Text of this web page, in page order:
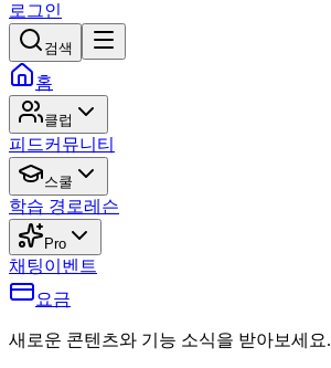
로그인
검색
홈
클럽
피드커뮤니티
스쿨
학습 경로레슨
Pro
채팅이벤트
요금
새로운 콘텐츠와 기능 소식을 받아보세요.